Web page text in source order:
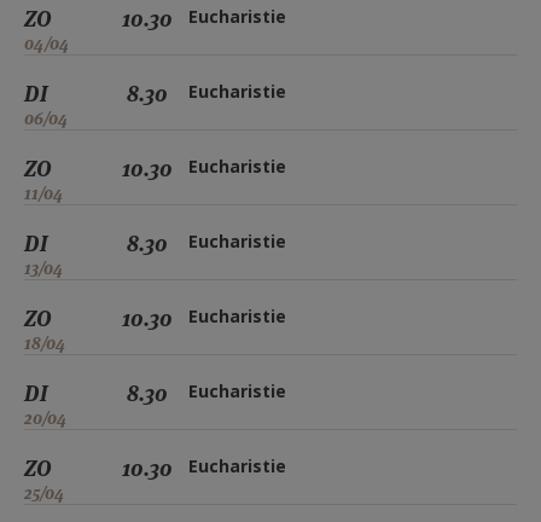
ZO
04/04
10.30 Eucharistie
DI
06/04
8.30 Eucharistie
ZO
11/04
10.30 Eucharistie
DI
13/04
8.30 Eucharistie
ZO
18/04
10.30 Eucharistie
DI
20/04
8.30 Eucharistie
ZO
25/04
10.30 Eucharistie